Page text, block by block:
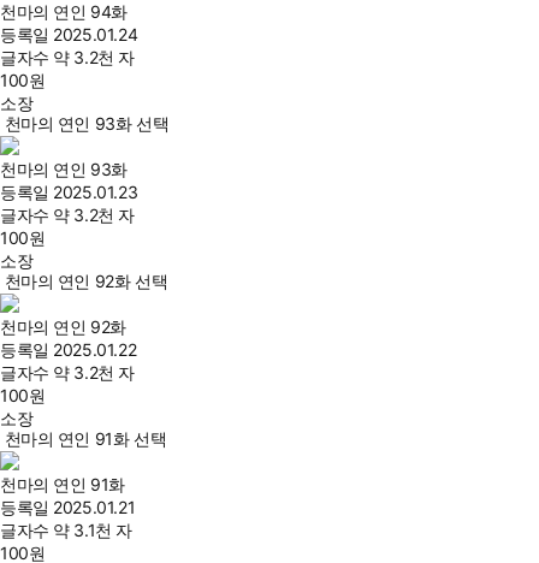
천마의 연인 94화
등록일 2025.01.24
글자수 약 3.2천 자
100원
소장
천마의 연인 93화 선택
천마의 연인 93화
등록일 2025.01.23
글자수 약 3.2천 자
100원
소장
천마의 연인 92화 선택
천마의 연인 92화
등록일 2025.01.22
글자수 약 3.2천 자
100원
소장
천마의 연인 91화 선택
천마의 연인 91화
등록일 2025.01.21
글자수 약 3.1천 자
100원